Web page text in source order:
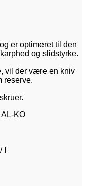
er optimeret til den
og slidstyrke.
vil der være en kniv
reserve.
KO